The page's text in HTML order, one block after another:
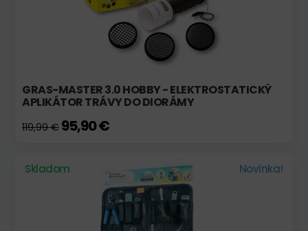
GRAS-MASTER 3.0 HOBBY - ELEKTROSTATICKÝ
APLIKÁTOR TRÁVY DO DIORÁMY
119,99 € 95,90 €
Skladom Novinka!